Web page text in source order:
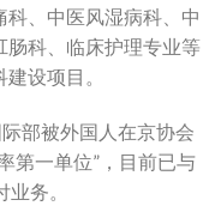
、中医风湿病科、中
肠科、临床护理专业等
设项目。
部被外国人在京协会
第一单位”，目前已与
务。